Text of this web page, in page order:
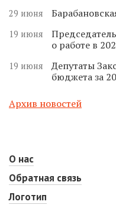
29 июня
19 июня
о работе в
19 июня
Депутаты
бюджета за
Архив новостей
О нас
Обратная связь
Логотип